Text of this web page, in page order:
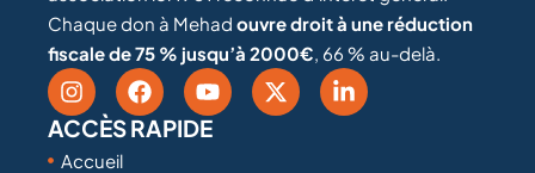
Chaque don à Mehad ouvre droit à une réduction
fiscale de 75 % jusqu’à 2000€ , 66 % au-delà.
ACCÈS RAPIDE
Accueil